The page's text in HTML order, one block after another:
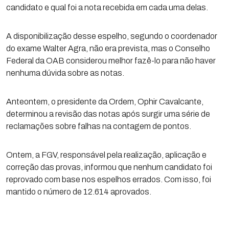
candidato e qual foi a nota recebida em cada uma delas.
A disponibilização desse espelho, segundo o coordenador
do exame Walter Agra, não era prevista, mas o Conselho
Federal da OAB considerou melhor fazê-lo para não haver
nenhuma dúvida sobre as notas.
Anteontem, o presidente da Ordem, Ophir Cavalcante,
determinou a revisão das notas após surgir uma série de
reclamações sobre falhas na contagem de pontos.
Ontem, a FGV, responsável pela realização, aplicação e
correção das provas, informou que nenhum candidato foi
reprovado com base nos espelhos errados. Com isso, foi
mantido o número de 12.614 aprovados.